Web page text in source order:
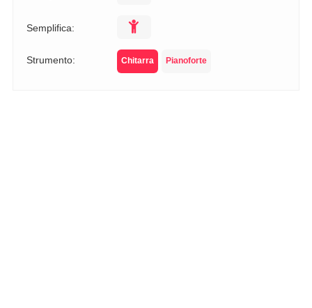
Semplifica:
Strumento: Chitarra Pianoforte